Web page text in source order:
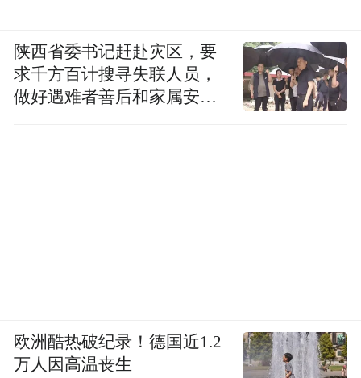
陕西省委书记赶赴灾区，要
求千方百计搜寻失联人员，
做好遇难者善后和家属安抚
欧洲酷热破纪录！德国近1.2
万人因高温丧生